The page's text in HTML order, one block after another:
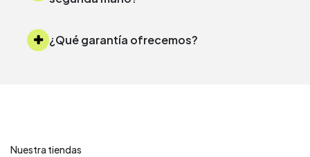
¿Qué garantía ofrecemos?
Nuestra tiendas